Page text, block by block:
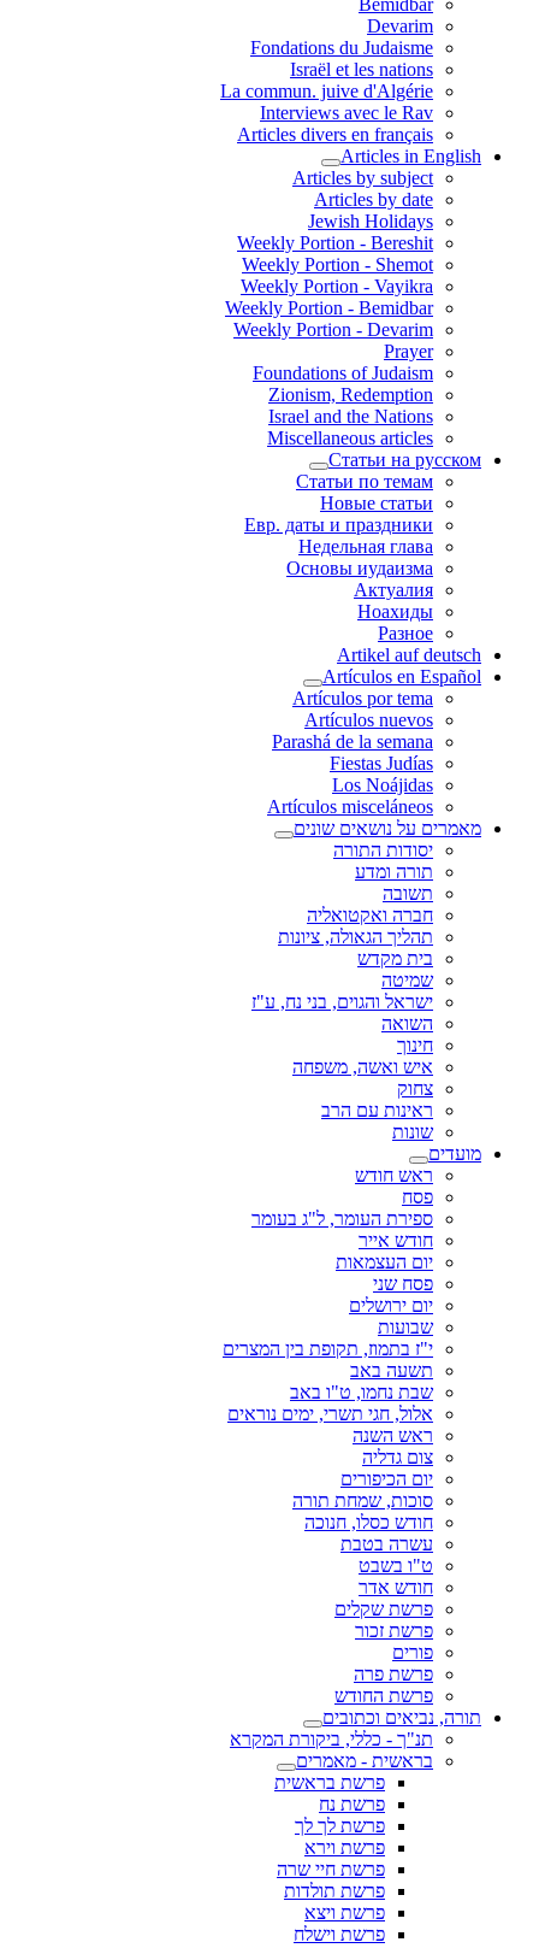
Devarim
Fondations du Judaisme
Israël et les nations
La commun. juive d'Algérie
Interviews avec le Rav
Articles divers en français
Articles in English
Articles by subject
Articles by date
Jewish Holidays
Weekly Portion - Bereshit
Weekly Portion - Shemot
Weekly Portion - Vayikra
Weekly Portion - Bemidbar
Weekly Portion - Devarim
Prayer
Foundations of Judaism
Zionism, Redemption
Israel and the Nations
Miscellaneous articles
Статьи на русском
Статьи по темам
Новые статьи
Евр. даты и праздники
Недельная глава
Основы иудаизма
Актуалия
Ноахиды
Разное
Artikel auf deutsch
Artículos en Español
Artículos por tema
Artículos nuevos
Parashá de la semana
Fiestas Judías
Los Noájidas
Artículos misceláneos
מאמרים על נושאים שונים
יסודות התורה
תורה ומדע
תשובה
חברה ואקטואליה
תהליך הגאולה, ציונות
בית מקדש
שמיטה
ישראל והגוים, בני נח, ע"ז
השואה
חינוך
איש ואשה, משפחה
צחוק
ראינות עם הרב
שונות
מועדים
ראש חודש
פסח
ספירת העומר, ל"ג בעומר
חודש אייר
יום העצמאות
פסח שני
יום ירושלים
שבועות
י"ז בתמוז, תקופת בין המצרים
תשעה באב
שבת נחמו, ט"ו באב
אלול, חגי תשרי, ימים נוראים
ראש השנה
צום גדליה
יום הכיפורים
סוכות, שמחת תורה
חודש כסלו, חנוכה
עשרה בטבת
ט"ו בשבט
חודש אדר
פרשת שקלים
פרשת זכור
פורים
פרשת פרה
פרשת החודש
תורה, נביאים וכתובים
תנ"ך - כללי, ביקורת המקרא
בראשית - מאמרים
פרשת בראשית
פרשת נח
פרשת לך לך
פרשת וירא
פרשת חיי שרה
פרשת תולדות
פרשת ויצא
פרשת וישלח